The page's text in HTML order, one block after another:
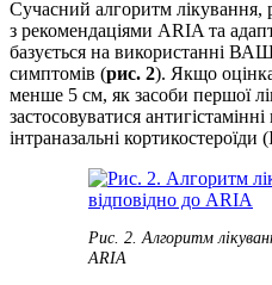
Сучасний алгоритм лікування,
з рекомендаціями ARIA та
базується на використанні
симптомів (рис. 2). Якщо
менше 5 см, як засоби першої
застосовуватися
інтраназальні
Рис. 2. Алгоритм
ARIA